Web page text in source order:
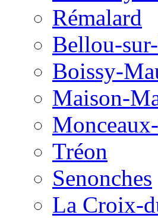
Rémalard
Bellou-
Boissy-
Maison-
Tréon
Senonches
La Croix-